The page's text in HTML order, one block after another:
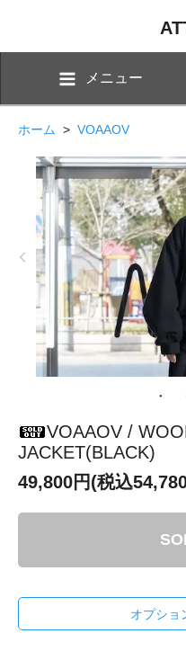
メニュー
ホーム > VOAAOV
VOAAOV /
JACKET(BLACK)
49,800円(税込
オプショ